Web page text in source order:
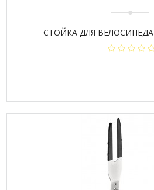
СТОЙКА ДЛЯ ВЕЛОСИПЕДА